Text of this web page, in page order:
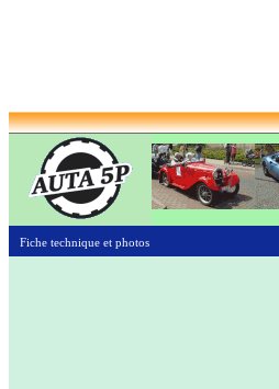
Fiche technique et photos